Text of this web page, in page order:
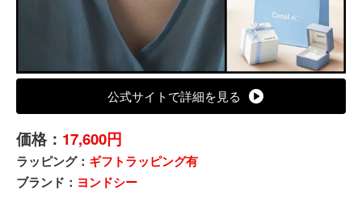
公式サイトで詳細を見る
価格： 17,600円
ラッピング： ギフトラッピング有
ブランド： ヨンドシー